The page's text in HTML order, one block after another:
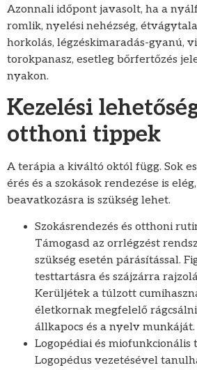
Azonnali időpont javasolt, ha a
romlik, nyelési nehézség,
horkolás, légzéskimaradás-gyanú,
torokpanasz, esetleg bőrfertőzés
nyakon.
Kezelési
otthoni tippek
A terápia a kiváltó októl függ. Sok
érés és a szokások rendezése is
beavatkozásra is szükség lehet.
Szokásrendezés és otthoni
Támogasd az orrlégzést
szükség esetén párásítással.
testtartásra és szájzárra
Kerüljétek a túlzott
életkornak megfelelő
állkapocs és a nyelv munkáját.
Logopédiai és miofunkcionális
Logopédus vezetésével